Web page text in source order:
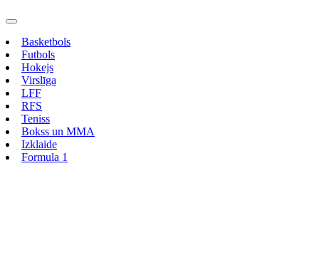
Basketbols
Futbols
Hokejs
Virslīga
LFF
RFS
Teniss
Bokss un MMA
Izklaide
Formula 1